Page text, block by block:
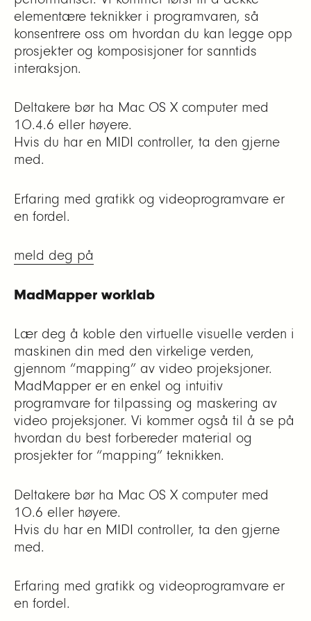
elementære teknikker i programvaren, så
konsentrere oss om hvordan du kan legge opp
prosjekter og komposisjoner for sanntids
interaksjon.
Deltakere bør ha Mac OS X computer med
10.4.6 eller høyere.
Hvis du har en MIDI controller, ta den gjerne
med.
Erfaring med grafikk og videoprogramvare er
en fordel.
meld deg på
MadMapper worklab
Lær deg å koble den virtuelle visuelle verden i
maskinen din med den virkelige verden,
gjennom “mapping” av video projeksjoner.
MadMapper er en enkel og intuitiv
programvare for tilpassing og maskering av
video projeksjoner. Vi kommer også til å se på
hvordan du best forbereder material og
prosjekter for “mapping” teknikken.
Deltakere bør ha Mac OS X computer med
10.6 eller høyere.
Hvis du har en MIDI controller, ta den gjerne
med.
Erfaring med grafikk og videoprogramvare er
en fordel.